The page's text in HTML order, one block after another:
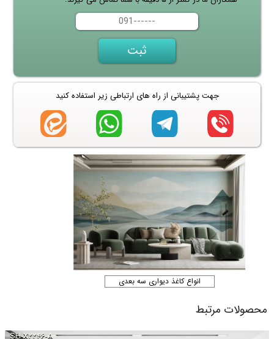
جهت پشتیبانی از راه های ارتباطی زیر استفاده کنید
انواع کاغذ دیواری سه بعدی
محصولات مرتبط
SH-X۲۲۴۶-A